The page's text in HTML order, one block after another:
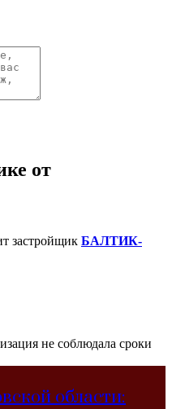
от
застройщик БАЛТИК-
не соблюдала сроки
области: